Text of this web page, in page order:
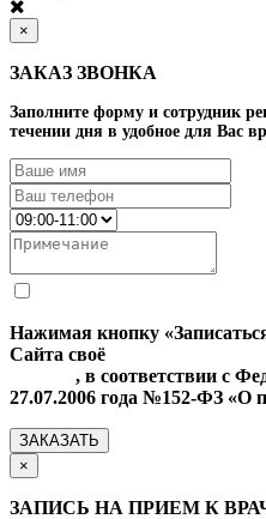
×
ЗАКАЗ ЗВОНКА
Заполните форму и сотрудник
течении дня в удобное для Вас
Нажимая кнопку
Сайта своё
, в соответствии с
27.07.2006 года №152-ФЗ «О
ЗАКАЗАТЬ
×
ЗАПИСЬ НА ПРИЕМ К